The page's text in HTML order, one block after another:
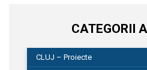
CATEGORII
CLUJ – Proiecte